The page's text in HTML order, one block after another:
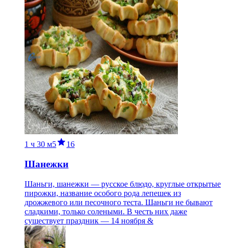
1 ч 30 м5 16
Шанежки
Шаньги, шанежки — русское блюдо, круглые открытые
пирожки, название особого рода лепешек из
дрожжевого или песочного теста. Шаньги не бывают
сладкими, только солеными. В честь них даже
существует праздник — 14 ноября &